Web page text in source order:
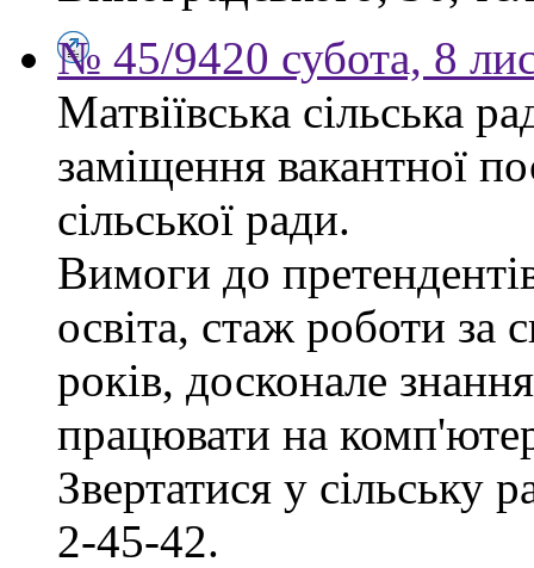
№ 45/9420 субота, 8
Матвіївська сільська
заміщення вакантної
сільської ради.
Вимоги до
освіта, стаж роботи за
років, досконале
працювати на
Звертатися у сільську
2-45-42.